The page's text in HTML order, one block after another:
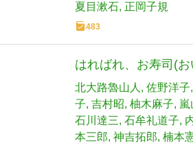
夏目漱石 正岡子規
483
はればれ、お寿司(
北大路魯山人 佐野洋子
子 吉村昭 柚木麻子
石川達三 石牟礼道子
本三郎 神吉拓郎 楠本